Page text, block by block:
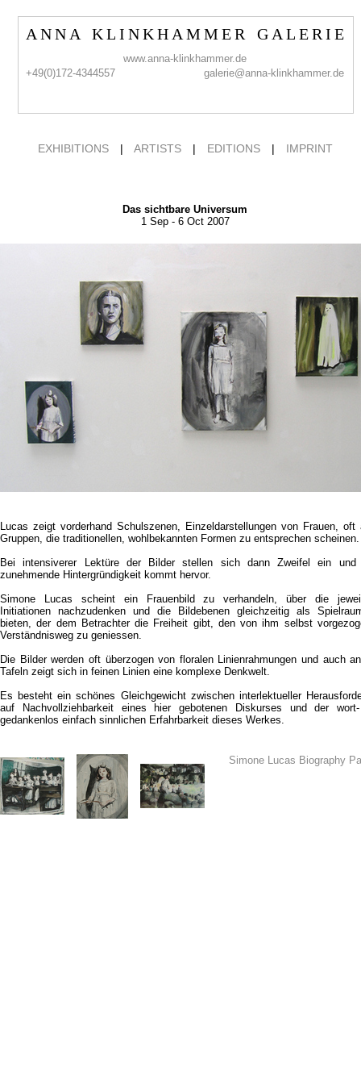
A N N A K L I N K H A M M E R G A L E R I E
www.anna-klinkhammer.de
+49(0)172-4344557
galerie@anna-klinkhammer.de
EXHIBITIONS | ARTISTS | EDITIONS | IMPRINT
Das sichtbare Universum
1 Sep - 6 Oct 2007
Lucas zeigt vorderhand Schulszenen, Einzeldarstellungen von Frauen, oft
Gruppen, die traditionellen, wohlbekannten Formen zu entsprechen scheinen.
Bei intensiverer Lektüre der Bilder stellen sich dann Zweifel ein und
zunehmende Hintergründigkeit kommt hervor.
Simone Lucas scheint ein Frauenbild zu verhandeln, über die
Initiationen nachzudenken und die Bildebenen gleichzeitig als
bieten, der dem Betrachter die Freiheit gibt, den von ihm selbst
Verständnisweg zu geniessen.
Die Bilder werden oft überzogen von floralen Linienrahmungen und auch
Tafeln zeigt sich in feinen Linien eine komplexe Denkwelt.
Es besteht ein schönes Gleichgewicht zwischen interlektueller
auf Nachvollziehbarkeit eines hier gebotenen Diskurses und der
gedankenlos einfach sinnlichen Erfahrbarkeit dieses Werkes.
Simone Lucas Biography